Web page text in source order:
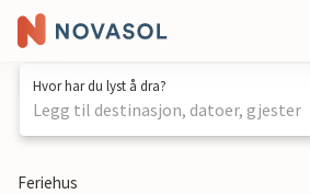
Hvor har du lyst å dra?
Legg til destinasjon, datoer, gjester
1 / 28
Feriehus